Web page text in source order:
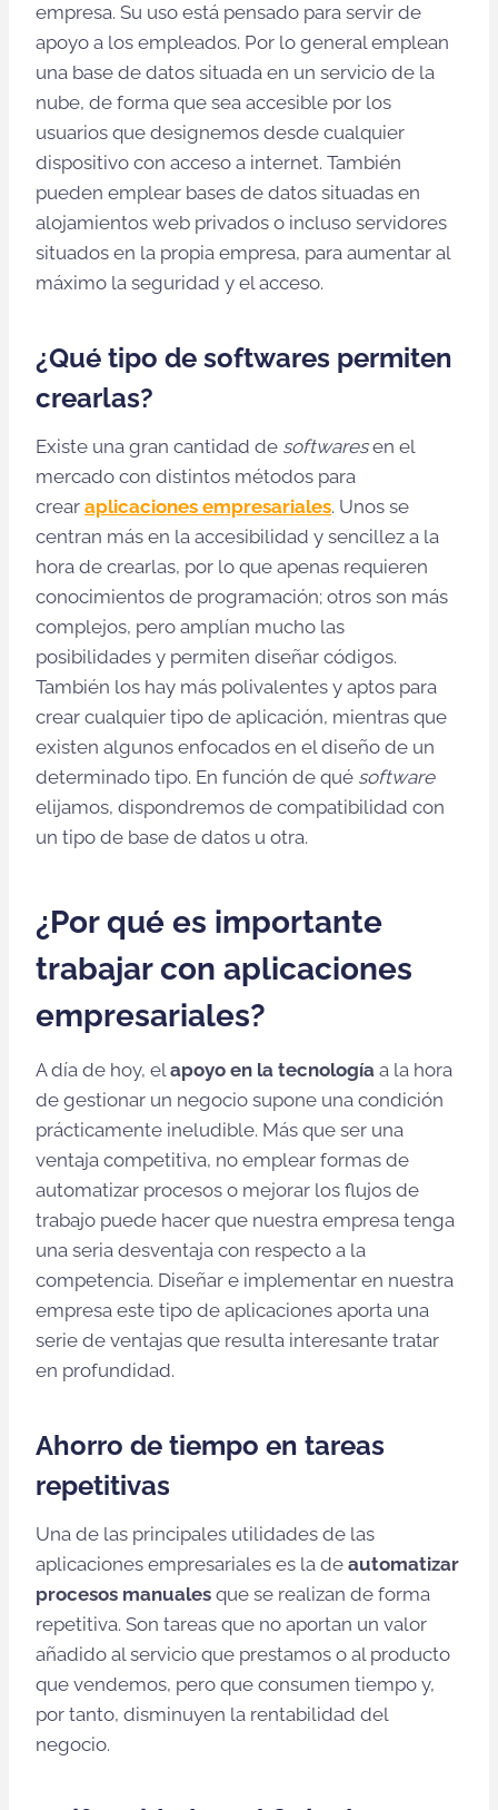
empresa. Su uso está pensado para servir de
apoyo a los empleados. Por lo general emplean
una base de datos situada en un servicio de la
nube, de forma que sea accesible por los
usuarios que designemos desde cualquier
dispositivo con acceso a internet. También
pueden emplear bases de datos situadas en
alojamientos web privados o incluso servidores
situados en la propia empresa, para aumentar al
máximo la seguridad y el acceso.
¿Qué tipo de softwares permiten
crearlas?
Existe una gran cantidad de softwaresen el
mercado con distintos métodos para
crear aplicaciones empresariales. Unos se
centran más en la accesibilidad y sencillez a la
hora de crearlas, por lo que apenas requieren
conocimientos de programación; otros son más
complejos, pero amplían mucho las
posibilidades y permiten diseñar códigos.
También los hay más polivalentes y aptos para
crear cualquier tipo de aplicación, mientras que
existen algunos enfocados en el diseño de un
determinado tipo. En función de qué software
elijamos, dispondremos de compatibilidad con
un tipo de base de datos u otra.
¿Por qué es importante
trabajar con aplicaciones
empresariales?
A día de hoy, elapoyo en la tecnología a la hora
de gestionar un negocio supone una condición
prácticamente ineludible. Más que ser una
ventaja competitiva, no emplear formas de
automatizar procesos o mejorar los flujos de
trabajo puede hacer que nuestra empresa tenga
una seria desventaja con respecto a la
competencia. Diseñar e implementar en nuestra
empresa este tipo de aplicaciones aporta una
serie de ventajas que resulta interesante tratar
en profundidad.
Ahorro de tiempo en tareas
repetitivas
Una de las principales utilidades de las
aplicaciones empresariales es la de automatizar
procesos manuales que se realizan de forma
repetitiva. Son tareas que no aportan un valor
añadido al servicio que prestamos o al producto
que vendemos, pero que consumen tiempo y,
por tanto, disminuyen la rentabilidad del
negocio.